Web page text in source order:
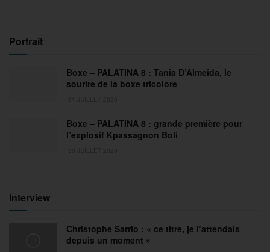
Portrait
Boxe – PALATINA 8 : Tania D’Almeida, le
sourire de la boxe tricolore
Boxe – PALATINA 8 : grande première pour
l’explosif Kpassagnon Boli
Interview
Christophe Sarrio : « ce titre, je l’attendais
depuis un moment »